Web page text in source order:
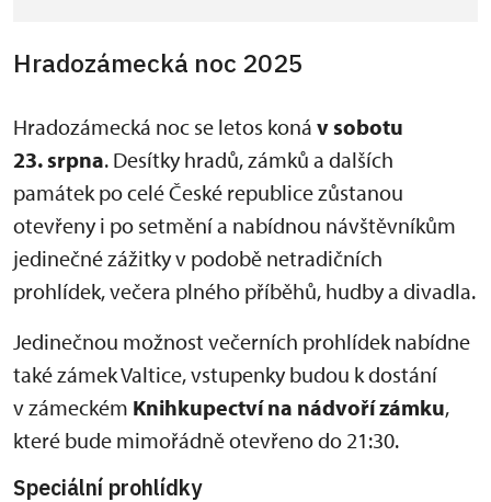
Hradozámecká noc 2025
Hradozámecká noc se letos koná v sobotu
23. srpna. Desítky hradů, zámků a dalších
památek po celé České republice zůstanou
otevřeny i po setmění a nabídnou návštěvníkům
jedinečné zážitky v podobě netradičních
prohlídek, večera plného příběhů, hudby a divadla.
Jedinečnou možnost večerních prohlídek nabídne
také zámek Valtice, vstupenky budou k dostání
v zámeckém Knihkupectví na nádvoří zámku,
které bude mimořádně otevřeno do 21:30.
Speciální prohlídky